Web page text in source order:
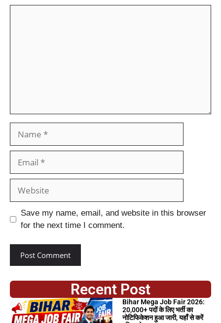
Save my name, email, and website in this browser
for the next time I comment.
Recent Post
Bihar Mega Job Fair 2026:
20,000+ पदों के लिए भर्ती का
नोटिफिकेशन हुआ जारी, यहाँ से करें